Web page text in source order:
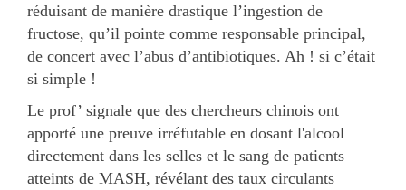
réduisant de manière drastique l’ingestion de
fructose, qu’il pointe comme responsable principal,
de concert avec l’abus d’antibiotiques. Ah ! si c’était
si simple !
Le prof’ signale que des chercheurs chinois ont
apporté une preuve irréfutable en dosant l'alcool
directement dans les selles et le sang de patients
atteints de MASH, révélant des taux circulants